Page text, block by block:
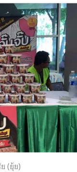
(ยุ้ย)